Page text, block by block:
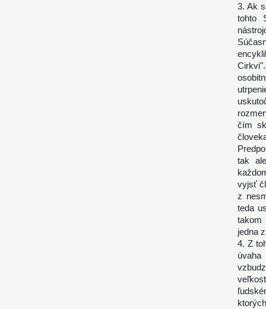
3. Ak
tohto
čím
tak
vyjsť
z
teda
takom
jedna
4. Z